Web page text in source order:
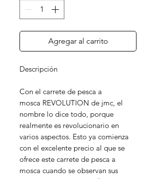
Agregar al carrito
Descripción
Con el carrete de pesca a
mosca REVOLUTION de jmc, el
nombre lo dice todo, porque
realmente es revolucionario en
varios aspectos. Esto ya comienza
con el excelente precio al que se
ofrece este carrete de pesca a
mosca cuando se observan sus